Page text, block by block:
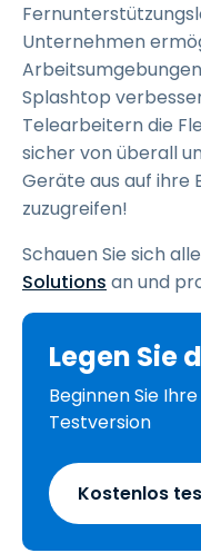
Unternehmen
Splashtop
Telearbeitern die
sicher von überall
Geräte aus auf
zuzugreifen!
Schauen Sie sich alle
Solutions an und
Legen Sie
Beginnen Sie
Testversion
Kostenlos